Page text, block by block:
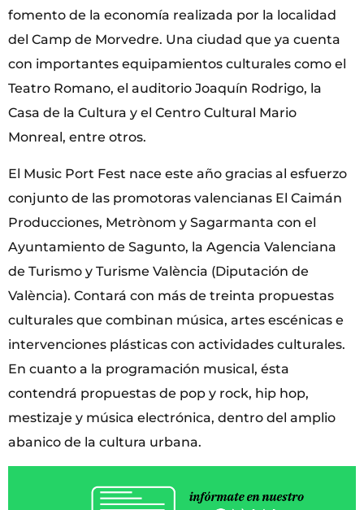
fomento de la economía realizada por la localidad
del Camp de Morvedre. Una ciudad que ya cuenta
con importantes equipamientos culturales como el
Teatro Romano, el auditorio Joaquín Rodrigo, la
Casa de la Cultura y el Centro Cultural Mario
Monreal, entre otros.
El Music Port Fest nace este año gracias al esfuerzo
conjunto de las promotoras valencianas El Caimán
Producciones, Metrònom y Sagarmanta con el
Ayuntamiento de Sagunto, la Agencia Valenciana
de Turismo y Turisme València (Diputación de
València). Contará con más de treinta propuestas
culturales que combinan música, artes escénicas e
intervenciones plásticas con actividades culturales.
En cuanto a la programación musical, ésta
contendrá propuestas de pop y rock, hip hop,
mestizaje y música electrónica, dentro del amplio
abanico de la cultura urbana.